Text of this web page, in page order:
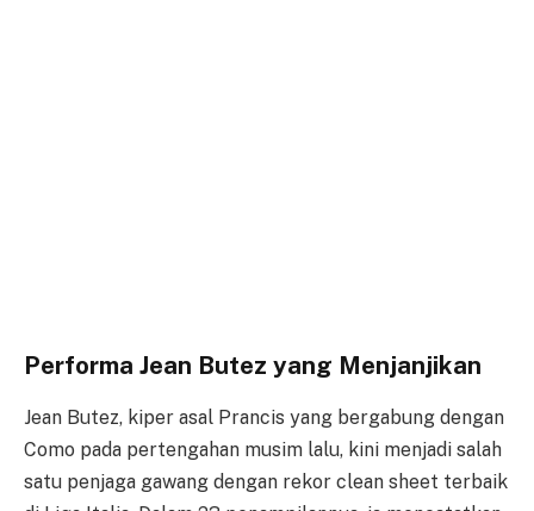
Performa Jean Butez yang Menjanjikan
Jean Butez, kiper asal Prancis yang bergabung dengan
Como pada pertengahan musim lalu, kini menjadi salah
satu penjaga gawang dengan rekor clean sheet terbaik